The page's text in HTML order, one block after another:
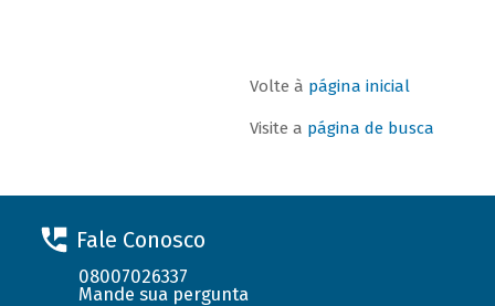
Volte à página inicial
Visite a página de busca
Fale Conosco
08007026337
Mande sua pergunta